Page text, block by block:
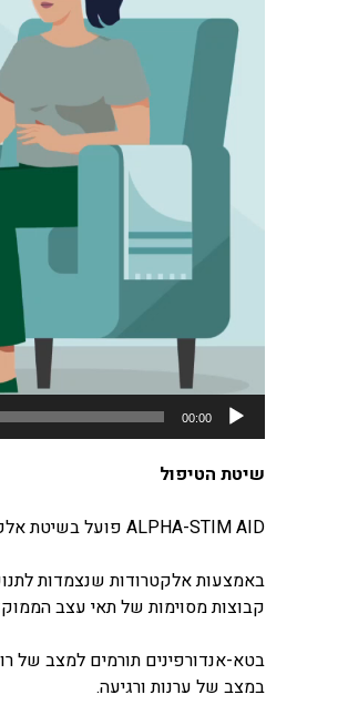
00:00
שיטת הטיפול
ALPHA-STIM AID פועל בשיטת אלקטרו-תרפיה באמצעות גירוי גולגולתי CRANIAL ELECTROTHERAPY STIMULATION (CES).
באמצעות אלקטרודות שנצמדות
קבוצות מסוימות של תאי עצב
בטא-אנדורפינים תורמים למצב של
במצב של ערנות ורגיעה.